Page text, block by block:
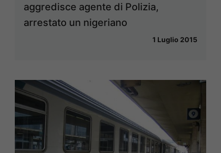
aggredisce agente di Polizia,
arrestato un nigeriano
1 Luglio 2015